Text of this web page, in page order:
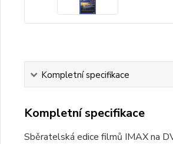
Kompletní specifikace
Kompletní specifikace
Sběratelská edice filmů IMAX na